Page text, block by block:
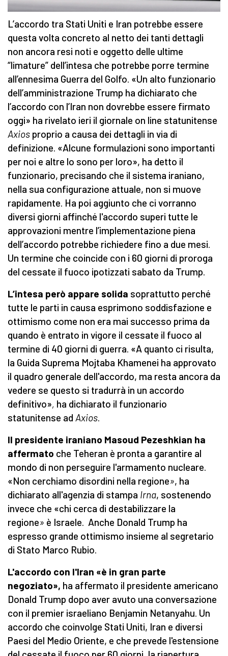
L’accordo tra Stati Uniti e Iran potrebbe essere
questa volta concreto al netto dei tanti dettagli
non ancora resi noti e oggetto delle ultime
“limature” dell’intesa che potrebbe porre termine
all’ennesima Guerra del Golfo. «Un alto funzionario
dell’amministrazione Trump ha dichiarato che
l’accordo con l’Iran non dovrebbe essere firmato
oggi» ha rivelato ieri il giornale on line statunitense
Axios proprio a causa dei dettagli in via di
definizione. «Alcune formulazioni sono importanti
per noi e altre lo sono per loro», ha detto il
funzionario, precisando che il sistema iraniano,
nella sua configurazione attuale, non si muove
rapidamente. Ha poi aggiunto che ci vorranno
diversi giorni affinché l'accordo superi tutte le
approvazioni mentre l’implementazione piena
dell’accordo potrebbe richiedere fino a due mesi.
Un termine che coincide con i 60 giorni di proroga
del cessate il fuoco ipotizzati sabato da Trump.
L’intesa però appare solida soprattutto perché
tutte le parti in causa esprimono soddisfazione e
ottimismo come non era mai successo prima da
quando è entrato in vigore il cessate il fuoco al
termine di 40 giorni di guerra. «A quanto ci risulta,
la Guida Suprema Mojtaba Khamenei ha approvato
il quadro generale dell'accordo, ma resta ancora da
vedere se questo si tradurrà in un accordo
definitivo», ha dichiarato il funzionario
statunitense ad Axios.
Il presidente iraniano Masoud Pezeshkian ha
affermato che Teheran è pronta a garantire al
mondo di non perseguire l'armamento nucleare.
«Non cerchiamo disordini nella regione», ha
dichiarato all'agenzia di stampa Irna, sostenendo
invece che «chi cerca di destabilizzare la
regione» è Israele. Anche Donald Trump ha
espresso grande ottimismo insieme al segretario
di Stato Marco Rubio.
L'accordo con l'Iran «è in gran parte
negoziato», ha affermato il presidente americano
Donald Trump dopo aver avuto una conversazione
con il premier israeliano Benjamin Netanyahu. Un
accordo che coinvolge Stati Uniti, Iran e diversi
Paesi del Medio Oriente, e che prevede l'estensione